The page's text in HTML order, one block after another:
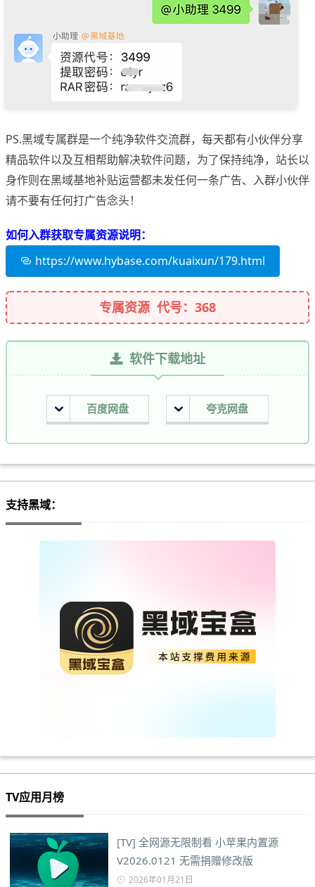
PS.黑域专属群是一个纯净软件交流群，每天都有小伙伴分享
精品软件以及互相帮助解决软件问题，为了保持纯净，站长以
身作则在黑域基地补贴运营都未发任何一条广告、入群小伙伴
请不要有任何打广告念头！
如何入群获取专属资源说明：
https://www.hybase.com/kuaixun/179.html
专属资源 代号：368
软件下载地址
百度网盘 夸克网盘
支持黑域：
TV应用月榜
[TV] 全网源无限制看 小苹果内置源
V2026.0121 无需捐赠修改版
2026年01月21日